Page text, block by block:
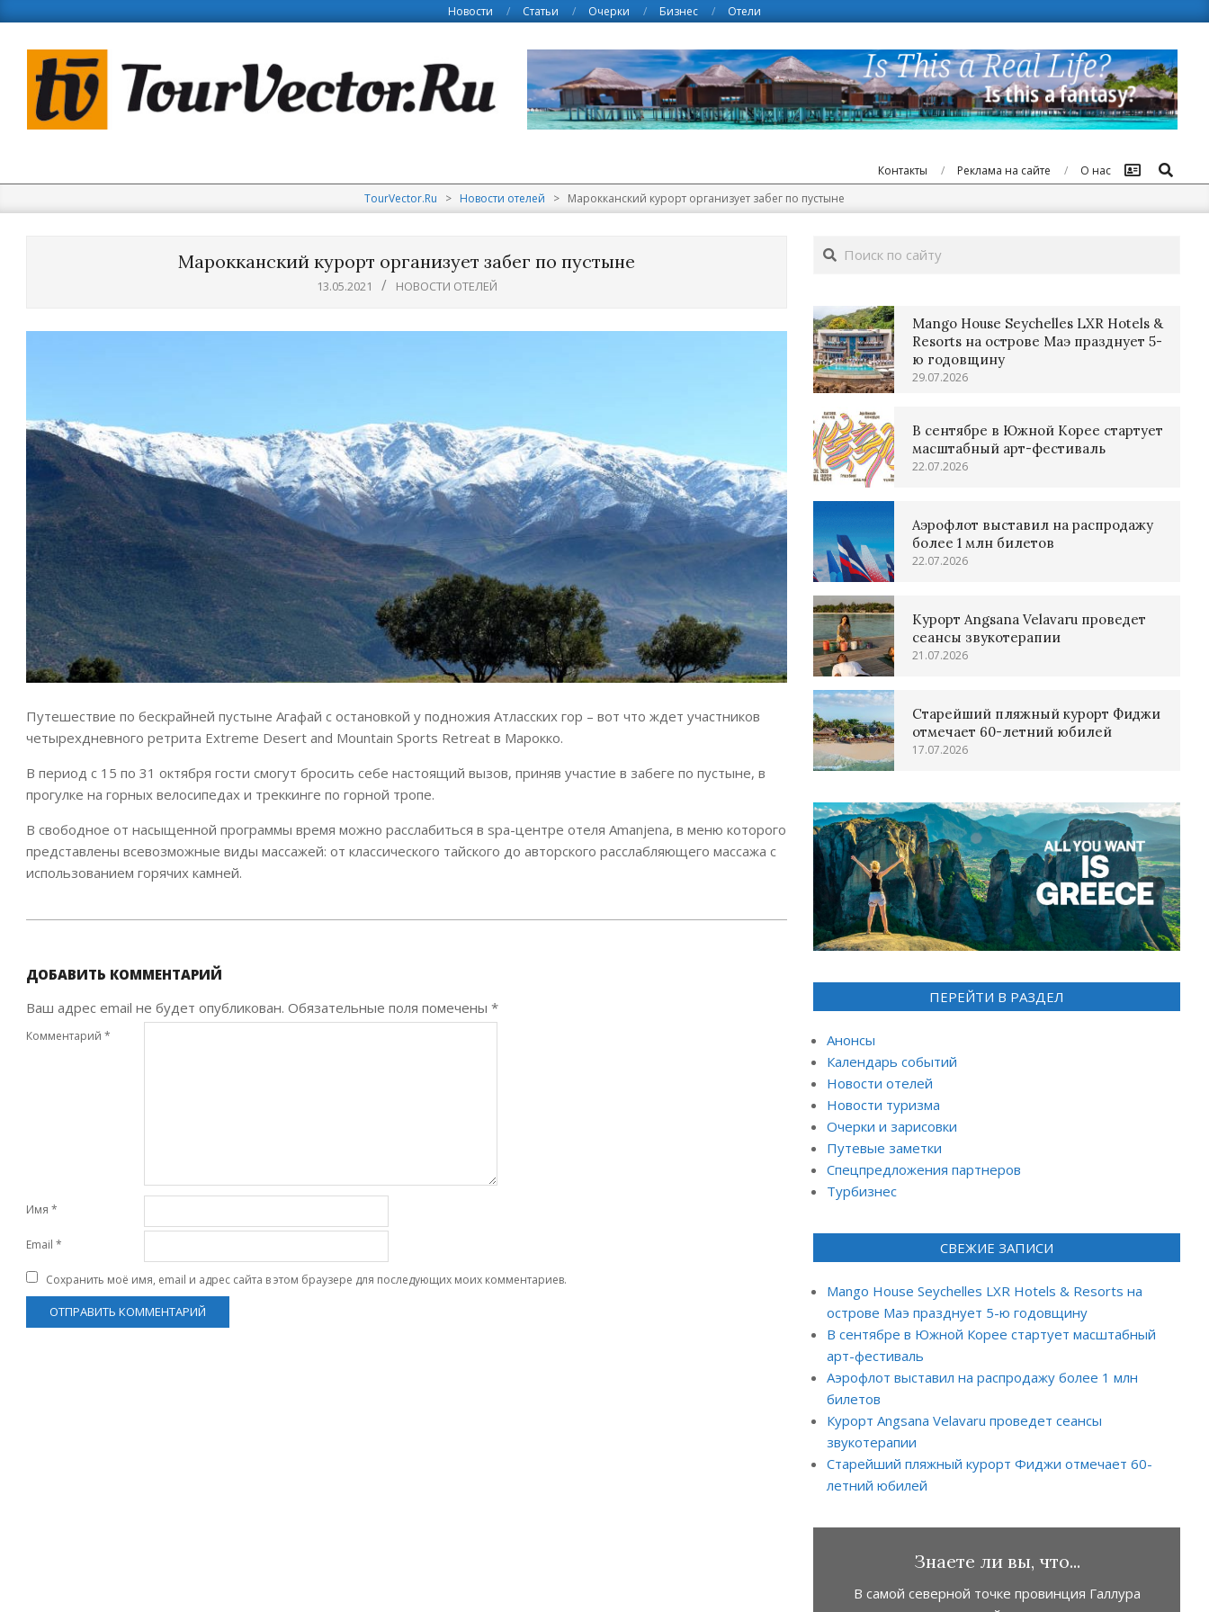
content
Новости Статьи Очерки Бизнес Отели
Контакты Реклама на сайте О нас Поиск
TourVector.Ru > Новости отелей > Марокканский курорт организует забег по пустыне
Марокканский курорт организует забег по пустыне
13.05.2021 НОВОСТИ ОТЕЛЕЙ
Путешествие по бескрайней пустыне Агафай с остановкой у подножия Атласских гор – вот что ждет участников
четырехдневного ретрита Extreme Desert and Mountain Sports Retreat в Марокко.
В период с 15 по 31 октября гости смогут бросить себе настоящий вызов, приняв участие в забеге по пустыне, в
прогулке на горных велосипедах и треккинге по горной тропе.
В свободное от насыщенной программы время можно расслабиться в spa-центре отеля Amanjena, в меню которого
представлены всевозможные виды массажей: от классического тайского до авторского расслабляющего массажа с
использованием горячих камней.
13
ДОБАВИТЬ КОММЕНТАРИЙ
Ваш адрес email не будет опубликован. Обязательные поля помечены *
Комментарий *
Имя *
Email *
Сохранить моё имя, email и адрес сайта в этом браузере для последующих моих комментариев.
Поиск
Mango House Seychelles LXR Hotels &
Resorts на острове Маэ празднует 5-
ю годовщину
29.07.2026
В сентябре в Южной Корее стартует
масштабный арт-фестиваль
22.07.2026
Аэрофлот выставил на распродажу
более 1 млн билетов
22.07.2026
Курорт Angsana Velavaru проведет
сеансы звукотерапии
21.07.2026
Старейший пляжный курорт Фиджи
отмечает 60-летний юбилей
17.07.2026
ПЕРЕЙТИ В РАЗДЕЛ
Анонсы
Календарь событий
Новости отелей
Новости туризма
Очерки и зарисовки
Путевые заметки
Спецпредложения партнеров
Турбизнес
СВЕЖИЕ ЗАПИСИ
Mango House Seychelles LXR Hotels & Resorts на
острове Маэ празднует 5-ю годовщину
В сентябре в Южной Корее стартует масштабный
арт-фестиваль
Аэрофлот выставил на распродажу более 1 млн
билетов
Курорт Angsana Velavaru проведет сеансы
звукотерапии
Старейший пляжный курорт Фиджи отмечает 60-
летний юбилей
Знаете ли вы, что...
В самой северной точке провинция Галлура